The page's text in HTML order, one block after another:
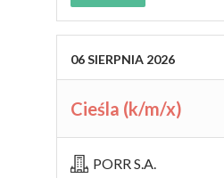
06SIERPNIA 2026
Cieśla (k/m/x)
PORR S.A.